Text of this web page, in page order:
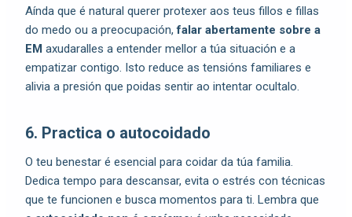
Aínda que é natural querer protexer aos teus fillos e fillas
do medo ou a preocupación,falar abertamente sobre a
EM axudaralles a entender mellor a túa situación e a
empatizar contigo. Isto reduce as tensións familiares e
alivia a presión que poidas sentir ao intentar ocultalo.
6. Practica o autocoidado
O teu benestar é esencial para coidar da túa familia.
Dedica tempo para descansar, evita o estrés con técnicas
que te funcionen e busca momentos para ti. Lembra que